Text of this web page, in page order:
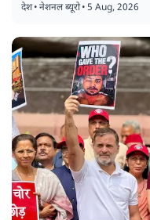
देश•नेशनल ब्यूरो•5 Aug, 2026